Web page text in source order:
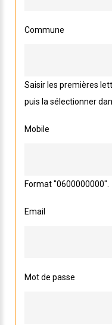
Commune
Saisir les premières
puis la sélectionner
Mobile
Format "0600000000".
Email
Mot de passe